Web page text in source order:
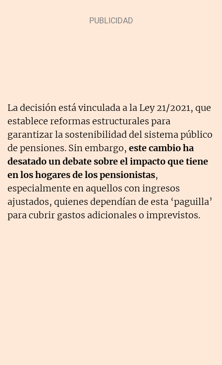
La decisión está vinculada a la Ley 21/2021, que
establece reformas estructurales para
garantizar la sostenibilidad del sistema público
de pensiones. Sin embargo, este cambio ha
desatado un debate sobre el impacto que tiene
en los hogares de los pensionistas,
especialmente en aquellos con ingresos
ajustados, quienes dependían de esta ‘paguilla’
para cubrir gastos adicionales o imprevistos.